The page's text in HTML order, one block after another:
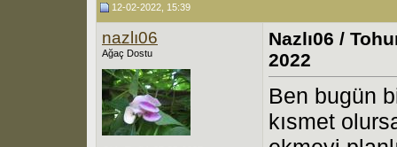
12-02-2022, 15:39
nazlı06
Ağaç Dostu
Nazlı06 /
2022
Ben bugün
kısmet